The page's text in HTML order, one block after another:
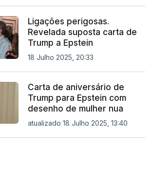
Ligações perigosas.
Revelada suposta carta de
Trump a Epstein
18 Julho 2025, 20:33
Carta de aniversário de
Trump para Epstein com
desenho de mulher nua
atualizado 18 Julho 2025, 13:40